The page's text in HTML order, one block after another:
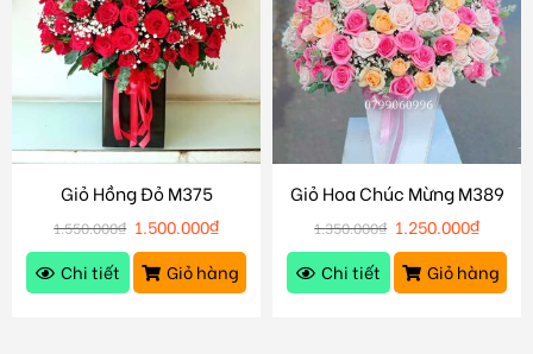
Giỏ Hồng Đỏ M375
1.550.000₫ 1.500.000₫
Chi tiết
Giỏ hàng
Giỏ Hoa Chúc Mừng M389
1.350.000₫ 1.250.000₫
Chi tiết
Giỏ hàng